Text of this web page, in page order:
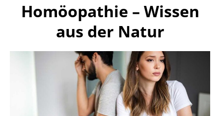
Homöopathie – Wissen
aus der Natur